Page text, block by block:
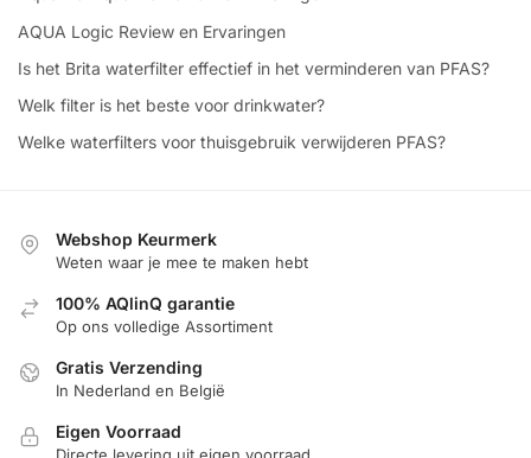
AQUA Logic Review en Ervaringen
Is het Brita waterfilter effectief in het verminderen van PFAS?
Welk filter is het beste voor drinkwater?
Welke waterfilters voor thuisgebruik verwijderen PFAS?
Webshop Keurmerk
Weten waar je mee te maken hebt
100% AQlinQ garantie
Op ons volledige Assortiment
Gratis Verzending
In Nederland en België
Eigen Voorraad